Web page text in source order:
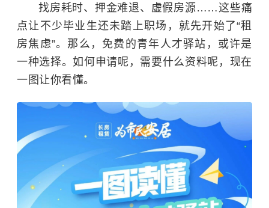
找房耗时、押金难退、虚假房源……这些痛
点让不少毕业生还未踏上职场，就先开始了“租
房焦虑”。那么，免费的青年人才驿站，或许是
一种选择。如何申请呢，需要什么资料呢，现在
一图让你看懂。